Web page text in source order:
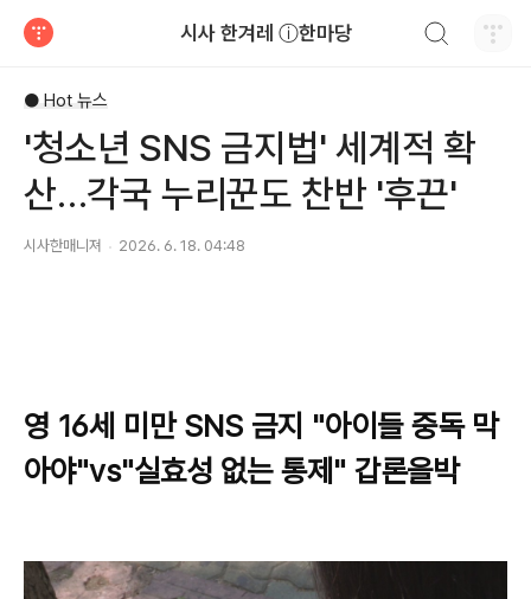
시사 한겨레 ⓘ한마당
● Hot 뉴스
'청소년 SNS 금지법' 세계적 확
산…각국 누리꾼도 찬반 '후끈'
시사한매니져 2026. 6. 18. 04:48
영 16세 미만 SNS 금지 "아이들 중독 막
아야"vs"실효성 없는 통제" 갑론을박